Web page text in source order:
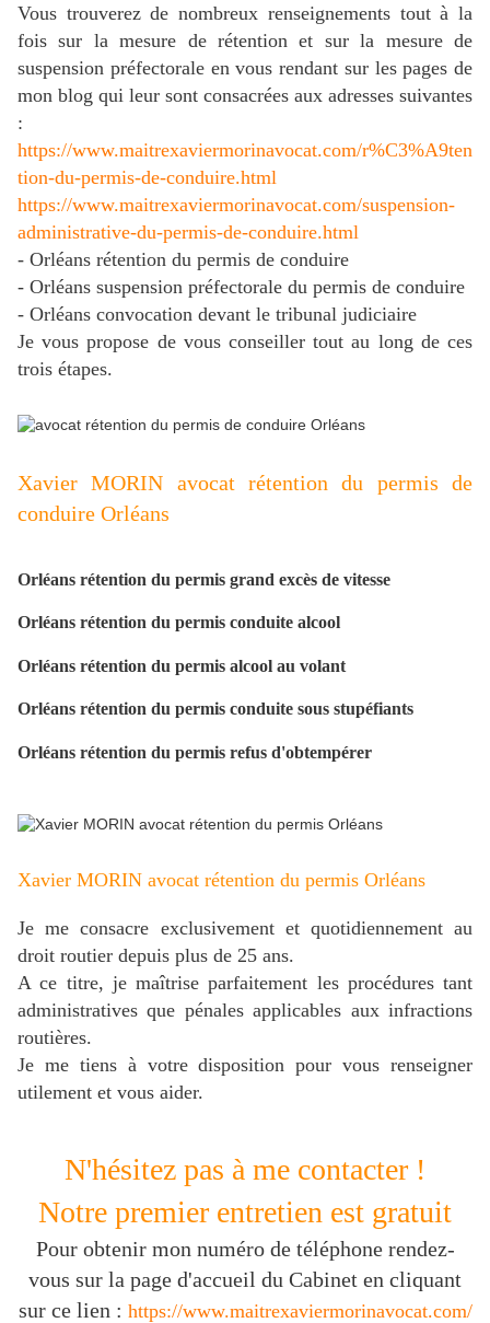
Vous trouverez de nombreux renseignements tout à la
fois sur la mesure de rétention et sur la mesure de
suspension préfectorale en vous rendant sur les pages de
mon blog qui leur sont consacrées aux adresses suivantes
:
https://www.maitrexaviermorinavocat.com/r%C3%A9ten
tion-du-permis-de-conduire.html
https://www.maitrexaviermorinavocat.com/suspension-
administrative-du-permis-de-conduire.html
- Orléans rétention du permis de conduire
- Orléans suspension préfectorale du permis de conduire
- Orléans convocation devant le tribunal judiciaire
Je vous propose de vous conseiller tout au long de ces
trois étapes.
Xavier MORIN avocat rétention du permis de
conduire Orléans
Orléans rétention du permis grand excès de vitesse
Orléans rétention du permis conduite alcool
Orléans rétention du permis alcool au volant
Orléans rétention du permis conduite sous stupéfiants
Orléans rétention du permis refus d'obtempérer
Xavier MORIN avocat rétention du permis Orléans
Je me consacre exclusivement et quotidiennement au
droit routier depuis plus de 25 ans.
A ce titre, je maîtrise parfaitement les procédures tant
administratives que pénales applicables aux infractions
routières.
Je me tiens à votre disposition pour vous renseigner
utilement et vous aider.
N'hésitez pas à me contacter !
Notre premier entretien est gratuit
Pour obtenir mon numéro de téléphone rendez-
vous sur la page d'accueil du Cabinet en cliquant
sur ce lien : https://www.maitrexaviermorinavocat.com/